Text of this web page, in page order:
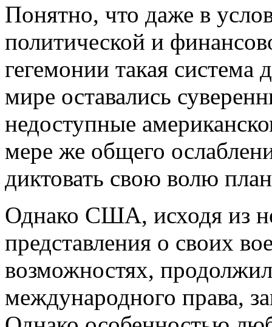
Понятно, что даже в
политической и
гегемонии такая система
мире оставались
недоступные
мере же общего
диктовать свою волю
Однако США, исходя из
представления о своих
возможностях,
международного права,